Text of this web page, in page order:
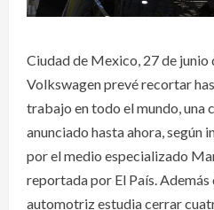
Ciudad de Mexico, 27 de junio
Volkswagen prevé recortar
trabajo en todo el mundo, una
anunciado hasta ahora, según
por el medio especializado
reportada por El País. Además
automotriz estudia cerrar